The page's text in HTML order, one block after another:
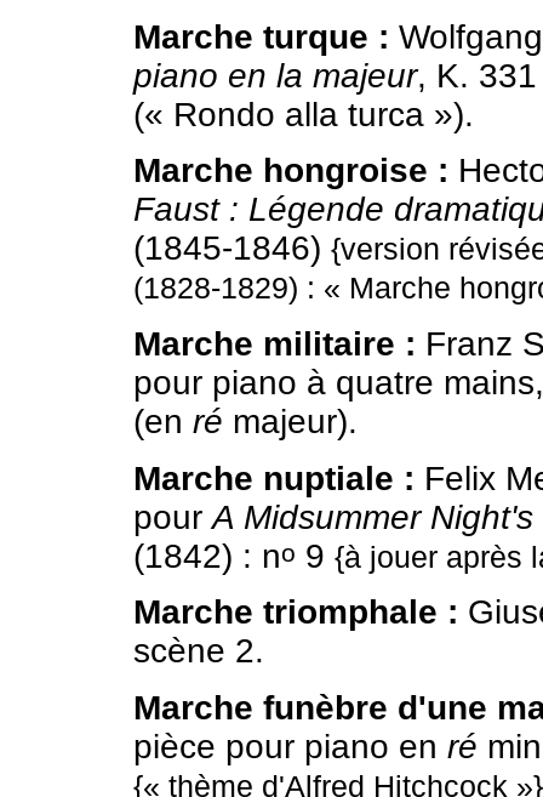
Marche turque :
piano en la majeur, K.
(« Rondo alla turca »).
Marche hongroise :
Faust : Légende
(1845-1846) {version
(1828-1829) : « Marche
Marche militaire : Franz
pour piano à quatre
(en ré majeur).
Marche nuptiale : Felix
pourA Midsummer Night's
(1842) : no 9 {à jouer après
Marche triomphale :
scène 2.
Marche funèbre d'une
pièce pour piano en ré
{« thème d'Alfred Hitchcock »}